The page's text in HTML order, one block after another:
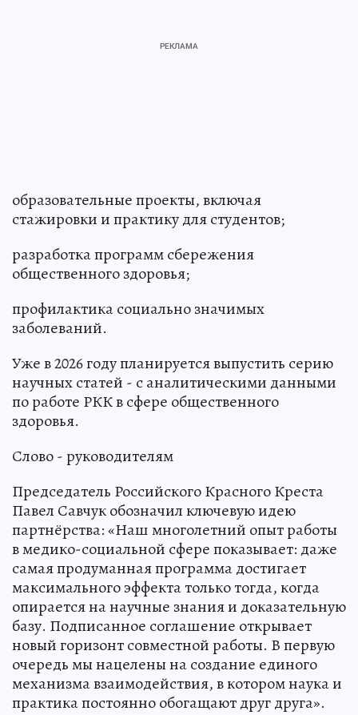
образовательные проекты, включая
стажировки и практику для студентов;
разработка программ сбережения
общественного здоровья;
профилактика социально значимых
заболеваний.
Уже в 2026 году планируется выпустить серию
научных статей - с аналитическими данными
по работе РКК в сфере общественного
здоровья.
Слово - руководителям
Председатель Российского Красного Креста
Павел Савчук обозначил ключевую идею
партнёрства: «Наш многолетний опыт работы
в медико-социальной сфере показывает: даже
самая продуманная программа достигает
максимального эффекта только тогда, когда
опирается на научные знания и доказательную
базу. Подписанное соглашение открывает
новый горизонт совместной работы. В первую
очередь мы нацелены на создание единого
механизма взаимодействия, в котором наука и
практика постоянно обогащают друг друга».